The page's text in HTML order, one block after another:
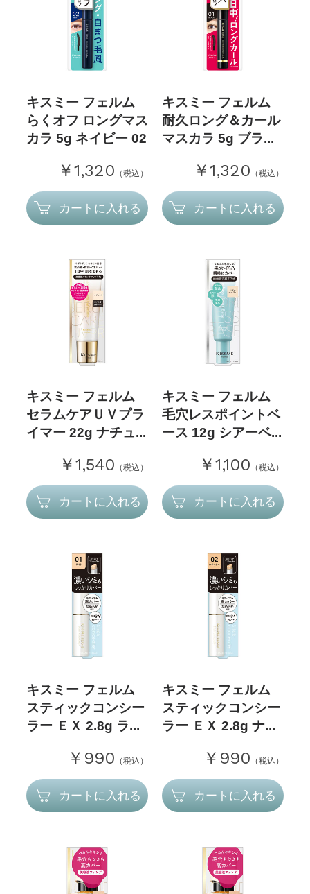
キスミー フェルム
らくオフ ロングマス
カラ 5g ネイビー 02
￥1,320 （税込）
カートに入れる
キスミー フェルム
耐久ロング＆カール
マスカラ 5g ブラ...
￥1,320 （税込）
カートに入れる
キスミー フェルム
セラムケアＵＶプラ
イマー 22g ナチュ...
￥1,540 （税込）
カートに入れる
キスミー フェルム
毛穴レスポイントベ
ース 12g シアーベ...
￥1,100 （税込）
カートに入れる
キスミー フェルム
スティックコンシー
ラー ＥＸ 2.8g ラ...
￥990 （税込）
カートに入れる
キスミー フェルム
スティックコンシー
ラー ＥＸ 2.8g ナ...
￥990 （税込）
カートに入れる